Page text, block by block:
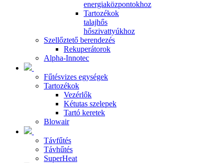
energiaközpontokhoz
Tartozékok
talajhős
hőszivattyúkhoz
Szellőztető berendezés
Rekuperátorok
Alpha-Innotec
Fűtésvizes egységek
Tartozékok
Vezérlők
Kétutas szelepek
Tartó keretek
Blowair
Távfűtés
Távhűtés
SuperHeat